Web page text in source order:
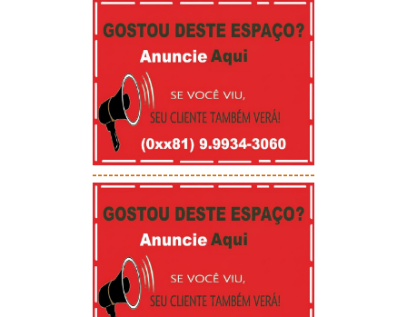
-----------------------------------------